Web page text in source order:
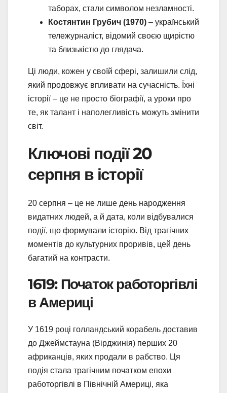
таборах, стали символом незламності.
Костянтин Грубич (1970) – український
тележурналіст, відомий своєю щирістю
та близькістю до глядача.
Ці люди, кожен у своїй сфері, залишили слід,
який продовжує впливати на сучасність. Їхні
історії – це не просто біографії, а уроки про
те, як талант і наполегливість можуть змінити
світ.
Ключові події 20
серпня в історії
20 серпня – це не лише день народження
видатних людей, а й дата, коли відбувалися
події, що формували історію. Від трагічних
моментів до культурних проривів, цей день
багатий на контрасти.
1619: Початок работоргівлі
в Америці
У 1619 році голландський корабель доставив
до Джеймстауна (Вірджинія) перших 20
африканців, яких продали в рабство. Ця
подія стала трагічним початком епохи
работоргівлі в Північній Америці, яка